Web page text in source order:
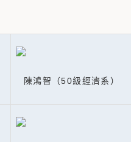
陳鴻智（50級經濟系）